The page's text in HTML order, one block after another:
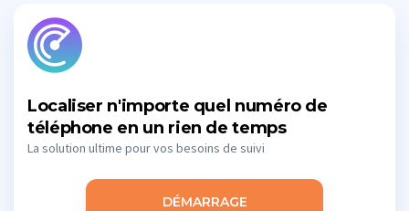
Localiser n'importe quel numéro de
téléphone en un rien de temps
La solution ultime pour vos besoins de suivi
DÉMARRAGE